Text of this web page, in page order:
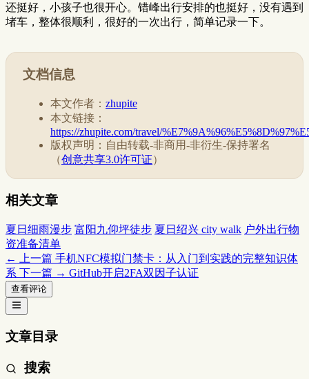
还挺好，小孩子也很开心。错峰出行安排的也挺好，没有遇到
堵车，整体很顺利，很好的一次出行，简单记录一下。
文档信息
本文作者： zhupite
本文链接：
https://zhupite.com/travel/
版权声明：自由转载-非商用-非衍生-保持署名
（创意共享3.0许可证）
相关文章
夏日细雨漫步 富阳九仰坪徒步 夏日绍兴 city walk 户外出行物
资准备清单
← 上一篇 手机NFC模拟门禁卡：从入门到实践的完整知识体
系 下一篇 → GitHub开启2FA双因子认证
查看评论
文章目录
搜索